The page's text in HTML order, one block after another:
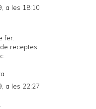
a les 18:10
fer.
receptes
a les 22:27